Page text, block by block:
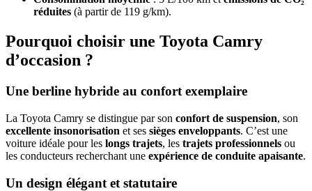
réduites (à partir de 119 g/km).
Pourquoi choisir une Toyota Camry
d’occasion ?
Une berline hybride au confort exemplaire
La Toyota Camry se distingue par son confort de suspension, son
excellente insonorisation et ses sièges enveloppants. C’est une
voiture idéale pour les longs trajets, les trajets professionnels ou
les conducteurs recherchant une expérience de conduite apaisante.
Un design élégant et statutaire